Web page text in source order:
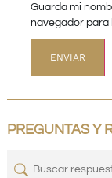
Guarda mi
navegador para
PREGUNTAS Y